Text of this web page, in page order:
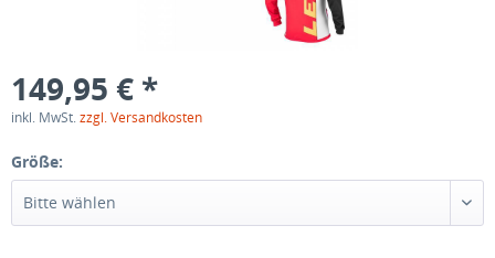
149,95 € *
inkl. MwSt.zzgl. Versandkosten
Größe:
Bitte wählen